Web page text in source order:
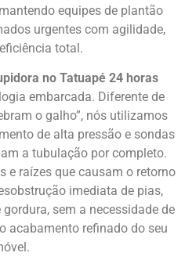
equipes de plantão
urgentes com agilidade,
total.
no Tatuapé 24 horas
embarcada. Diferente de
o galho”, nós utilizamos
de alta pressão e sondas
a tubulação por completo.
e raízes que causam o retorno
imediata de pias,
sem a necessidade de
acabamento refinado do seu